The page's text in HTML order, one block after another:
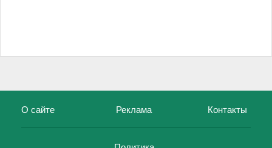
О сайте Реклама Контакты